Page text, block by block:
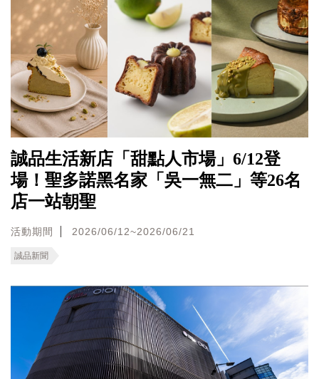
誠品生活新店「甜點人市場」6/12登
場！聖多諾黑名家「吳一無二」等26名
店一站朝聖
活動期間 2026/06/12~2026/06/21
誠品新聞